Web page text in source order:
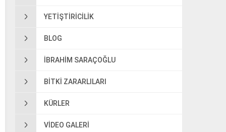
YETIŞTIRICILIK
BLOG
IBRAHIM SARAÇOĞLU
BITKI ZARARLILARI
KÜRLER
VIDEO GALERI